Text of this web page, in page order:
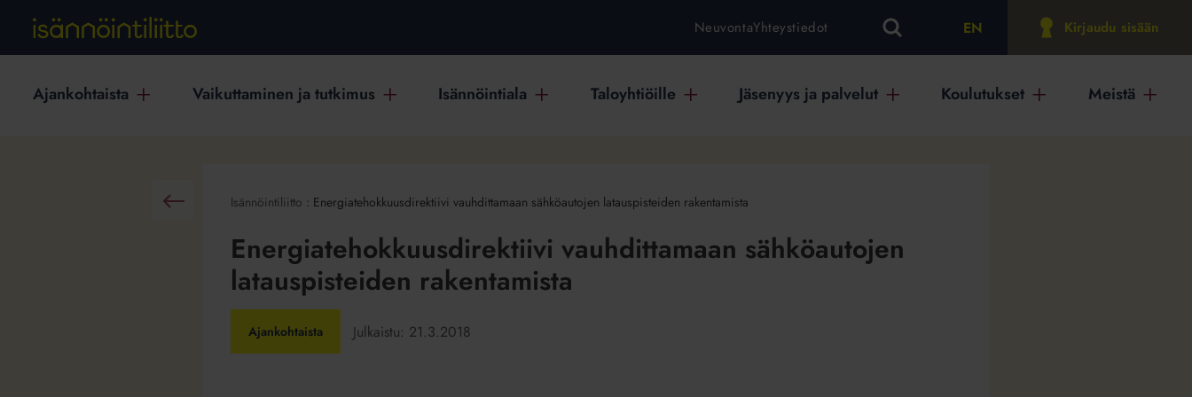
NeuvontaYhteystiedot EN Kirjaudu sisään
Ajankohtaista Vaikuttaminen ja tutkimus Isännöintiala Taloyhtiöille Jäsenyys ja palvelut Koulutukset Meistä
Takaisin Isännöintiliitto : Energiatehokkuusdirektiivi vauhdittamaan sähköautojen latauspisteiden rakentamista
Energiatehokkuusdirektiivi vauhdittamaan sähköautojen
latauspisteiden rakentamista
Ajankohtaista Julkaistu: 21.3.2018